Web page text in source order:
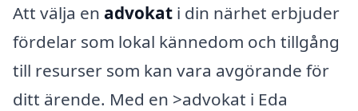
Att välja en advokat i din närhet erbjuder
fördelar som lokal kännedom och tillgång
till resurser som kan vara avgörande för
ditt ärende. Med en >advokat i Eda